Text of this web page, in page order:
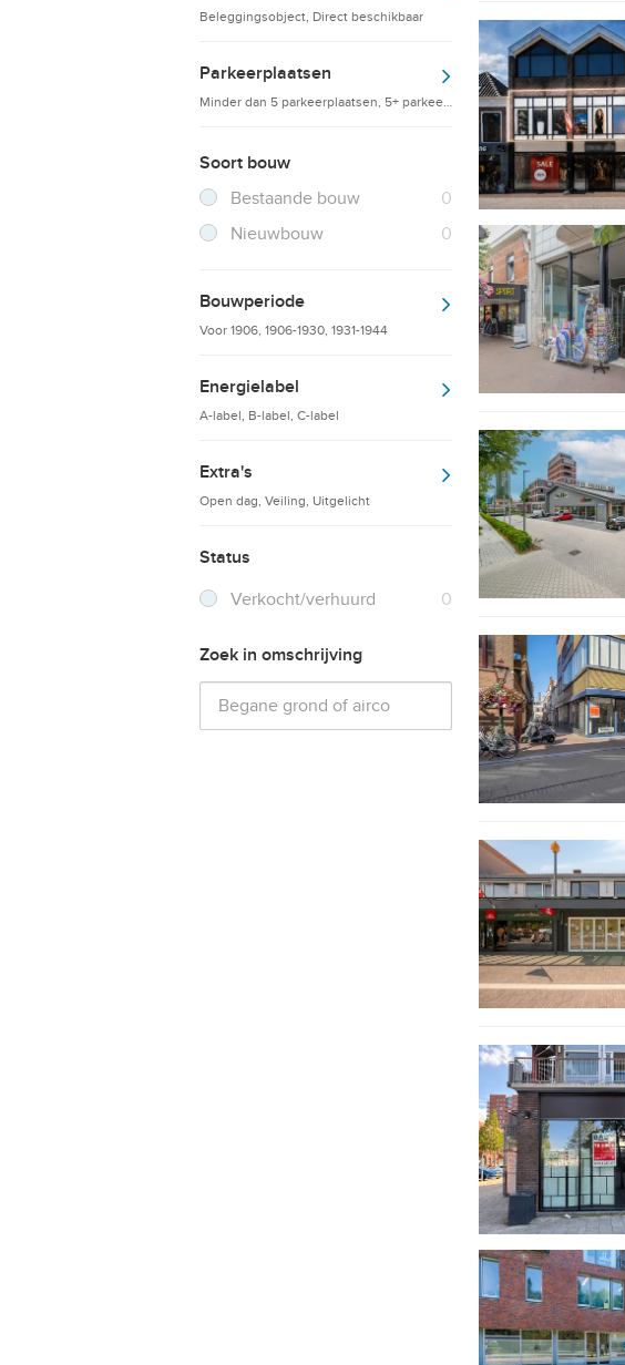
Beleggingsobject, Direct beschikbaar
Parkeerplaatsen
Minder dan 5 parkeerplaatsen, 5+ parkeerplaatsen, 10+ parkeerplaatsen
Soort bouw
Filter verwijderen
Bestaande bouw 0
Resultaten
Nieuwbouw
0
Resultaten
Bouwperiode
Voor 1906, 1906-1930, 1931-1944
Energielabel
A-label, B-label, C-label
Extra's
Open dag, Veiling, Uitgelicht
Status
Verkocht/verhuurd
0
Zoek in omschrijving